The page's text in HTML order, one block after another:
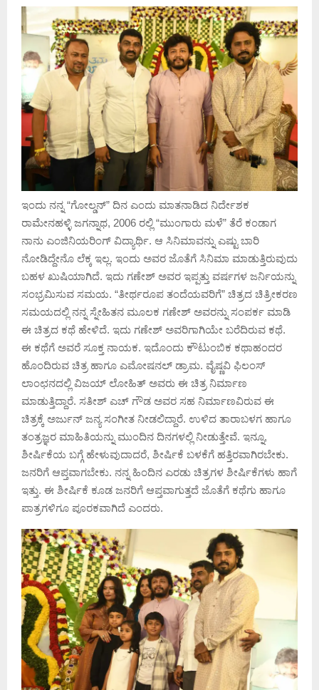
ಇಂದು ನನ್ನ “ಗೋಲ್ಡನ್” ದಿನ ಎಂದು ಮಾತನಾಡಿದ ನಿರ್ದೇಶಕ
ರಾಮೇನಹಳ್ಳಿ ಜಗನ್ನಾಥ, 2006 ರಲ್ಲಿ “ಮುಂಗಾರು ಮಳೆ” ತೆರೆ ಕಂಡಾಗ
ನಾನು ಎಂಜಿನಿಯರಿಂಗ್ ವಿದ್ಯಾರ್ಥಿ. ಆ ಸಿನಿಮಾವನ್ನು ಎಷ್ಟು ಬಾರಿ
ನೋಡಿದ್ದೇನೊ ಲೆಕ್ಕ ಇಲ್ಲ. ಇಂದು ಅವರ ಜೊತೆಗೆ ಸಿನಿಮಾ ಮಾಡುತ್ತಿರುವುದು
ಬಹಳ ಖುಷಿಯಾಗಿದೆ. ಇದು ಗಣೇಶ್ ಅವರ ಇಪ್ಪತ್ತು ವರ್ಷಗಳ ಜರ್ನಿಯನ್ನು
ಸಂಭ್ರಮಿಸುವ ಸಮಯ. “ತೀರ್ಥರೂಪ ತಂದೆಯವರಿಗೆ” ಚಿತ್ರದ ಚಿತ್ರೀಕರಣ
ಸಮಯದಲ್ಲಿ ನನ್ನ ಸ್ನೇಹಿತನ ಮೂಲಕ ಗಣೇಶ್ ಅವರನ್ನು ಸಂಪರ್ಕ ಮಾಡಿ
ಈ ಚಿತ್ರದ ಕಥೆ ಹೇಳಿದೆ. ಇದು ಗಣೇಶ್ ಅವರಿಗಾಗಿಯೇ ಬರೆದಿರುವ ಕಥೆ.
ಈ ಕಥೆಗೆ ಅವರೆ ಸೂಕ್ತ ನಾಯಕ. ಇದೊಂದು ಕೌಟುಂಬಿಕ ಕಥಾಹಂದರ
ಹೊಂದಿರುವ ಚಿತ್ರ ಹಾಗೂ ಎಮೋಷನಲ್ ಡ್ರಾಮ. ವೈಷ್ಣವಿ ಫಿಲಂಸ್
ಲಾಂಛನದಲ್ಲಿ ವಿಜಯ್ ಲೋಹಿತ್ ಅವರು ಈ ಚಿತ್ರ ನಿರ್ಮಾಣ
ಮಾಡುತ್ತಿದ್ದಾರೆ. ಸತೀಶ್ ಎಚ್ ಗೌಡ ಅವರ ಸಹ ನಿರ್ಮಾಣವಿರುವ ಈ
ಚಿತ್ರಕ್ಕೆ ಅರ್ಜುನ್ ಜನ್ಯ ಸಂಗೀತ ನೀಡಲಿದ್ದಾರೆ. ಉಳಿದ ತಾರಾಬಳಗ ಹಾಗೂ
ತಂತ್ರಜ್ಞರ ಮಾಹಿತಿಯನ್ನು ಮುಂದಿನ ದಿನಗಳಲ್ಲಿ ನೀಡುತ್ತೇವೆ. ಇನ್ನೂ,
ಶೀರ್ಷಿಕೆಯ ಬಗ್ಗೆ ಹೇಳುವುದಾದರೆ, ಶೀರ್ಷಿಕೆ ಬಳಕೆಗೆ ಹತ್ತಿರವಾಗಿರಬೇಕು.
ಜನರಿಗೆ ಆಪ್ತವಾಗಬೇಕು. ನನ್ನ ಹಿಂದಿನ ಎರಡು ಚಿತ್ರಗಳ ಶೀರ್ಷಿಕೆಗಳು ಹಾಗೆ
ಇತ್ತು. ಈ ಶೀರ್ಷಿಕೆ ಕೂಡ ಜನರಿಗೆ ಆಪ್ತವಾಗುತ್ತದೆ ಜೊತೆಗೆ ಕಥೆಗು ಹಾಗೂ
ಪಾತ್ರಗಳಿಗೂ ಪೂರಕವಾಗಿದೆ ಎಂದರು.